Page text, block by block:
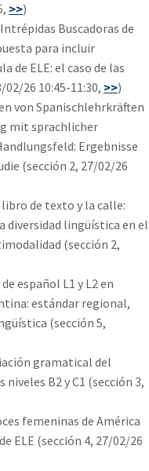
>>)
Buscadoras de
para incluir
de ELE: el caso de las
26 10:45-11:30, >>)
von Spanischlehrkräften
mit sprachlicher
Ergebnisse
(sección 2, 27/02/26
de texto y la calle:
diversidad lingüística en el
(sección 2,
español L1 y L2 en
estándar regional,
(sección 5,
gramatical del
B2 y C1 (sección 3,
femeninas de América
ELE (sección 4, 27/02/26